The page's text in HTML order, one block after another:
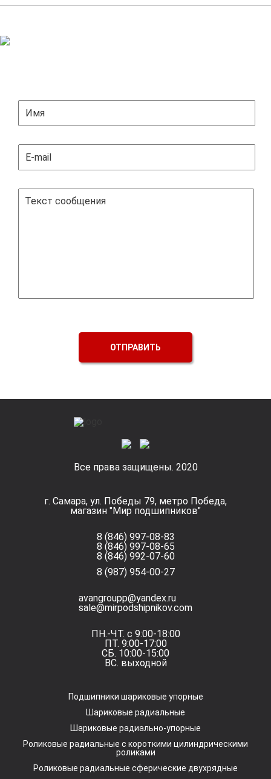
ОТПРАВИТЬ
Все права защищены. 2020
г. Самара, ул. Победы 79, метро Победа,
магазин "Мир подшипников"
8 (846) 997-08-83
8 (846) 997-08-65
8 (846) 992-07-60
8 (987) 954-00-27
avangroupp@yandex.ru
sale@mirpodshipnikov.com
ПН.-ЧТ. с 9:00-18:00
ПТ. 9:00-17:00
СБ. 10:00-15:00
ВС. выходной
Подшипники шариковые упорные
Шариковые радиальные
Шариковые радиально-упорные
Роликовые радиальные с короткими цилиндрическими
роликами
Роликовые радиальные сферические двухрядные